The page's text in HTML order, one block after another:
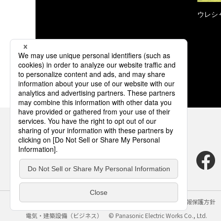
ウレシ
サイトのご利用にあたって クッキーポリシー
個人情報保護方針
電気・建築設備（ビジネス）
© Panasonic Electric Works Co., Ltd.